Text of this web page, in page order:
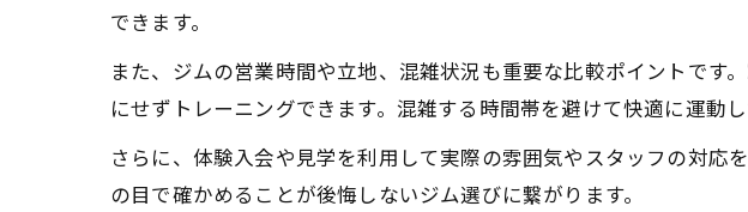
仙台ジム
仙台ジム混
できます。
また、ジムの営業時間や立地、混雑状況も重要な比較ポイントで
にせずトレーニングできます。混雑する時間帯を避けて快適に運動
さらに、体験入会や見学を利用して実際の雰囲気やスタッフの対
の目で確かめることが後悔しないジム選びに繋がります。